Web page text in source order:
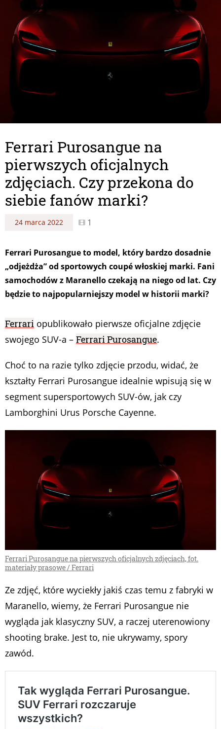
Ferrari Purosangue na
pierwszych oficjalnych
zdjęciach. Czy przekona do
siebie fanów marki?
24 marca 2022 1
Ferrari Purosangue to model, który bardzo dosadnie
„odjeżdża” od sportowych coupé włoskiej marki. Fani
samochodów z Maranello czekają na niego od lat. Czy
będzie to najpopularniejszy model w historii marki?
Ferrari opublikowało pierwsze oficjalne zdjęcie
swojego SUV-a – Ferrari Purosangue.
Choć to na razie tylko zdjęcie przodu, widać, że
kształty Ferrari Purosangue idealnie wpisują się w
segment supersportowych SUV-ów, jak czy
Lamborghini Urus Porsche Cayenne.
Ferrari Purosangue na pierwszych oficjalnych zdjęciach, fot.
materiały prasowe / Ferrari
Ze zdjęć, które wyciekły jakiś czas temu z fabryki w
Maranello, wiemy, że Ferrari Purosangue nie
wygląda jak klasyczny SUV, a raczej uterenowiony
shooting brake. Jest to, nie ukrywamy, spory
zawód.